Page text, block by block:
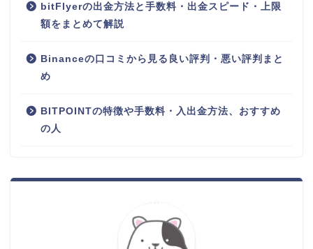
bitFlyerの出金方法と手数料・出金スピード・上限
額をまとめて解説
Binanceの口コミから見る良い評判・悪い評判まと
め
BITPOINTの特徴や手数料・入出金方法、おすすめ
の人